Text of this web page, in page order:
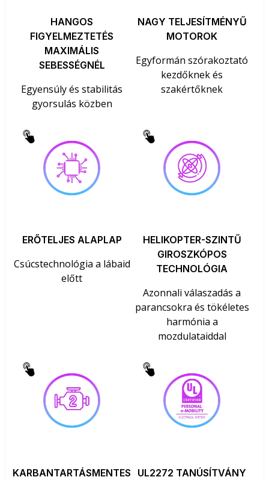
HANGOS
FIGYELMEZTETÉS
MAXIMÁLIS
SEBESSÉGNÉL
Egyensúly és stabilitás
gyorsulás közben
NAGY TELJESÍTMÉNYŰ
MOTOROK
Egyformán szórakoztató
kezdőknek és
szakértőknek
ERŐTELJES ALAPLAP
Csúcstechnológia a lábaid
előtt
HELIKOPTER-SZINTŰ
GIROSZKÓPOS
TECHNOLÓGIA
Azonnali válaszadás a
parancsokra és tökéletes
harmónia a
mozdulataiddal
KARBANTARTÁSMENTES
UL2272 TANÚSÍTVÁNY